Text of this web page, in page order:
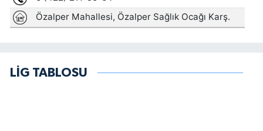
LİG TABLOSU